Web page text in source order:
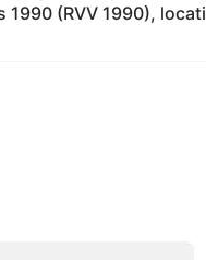
1990 (RVV 1990),